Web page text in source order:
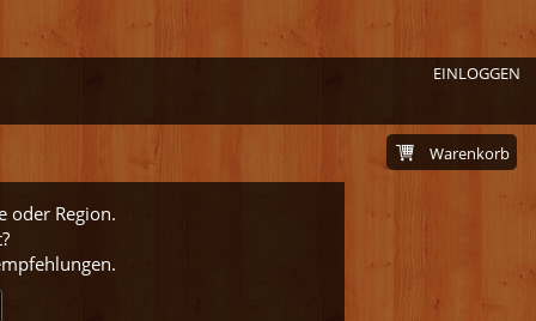
EINLOGGEN
oder Region.
Warenkorb